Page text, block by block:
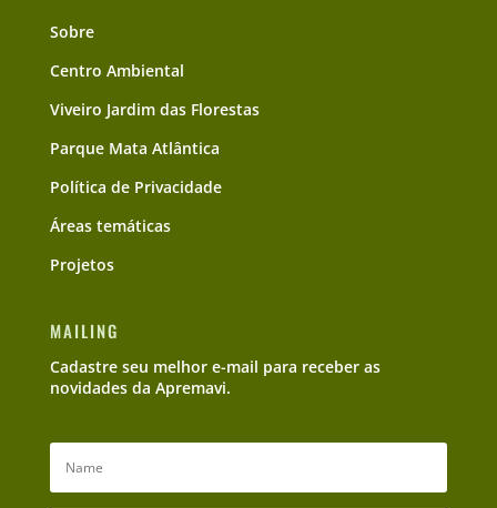
Sobre
Centro Ambiental
Viveiro Jardim das Florestas
Parque Mata Atlântica
Política de Privacidade
Áreas temáticas
Projetos
MAILING
Cadastre seu melhor e-mail para receber as
novidades da Apremavi.